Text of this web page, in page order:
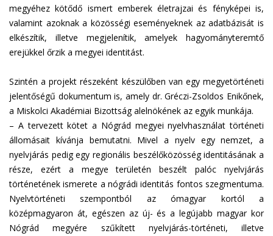
megyéhez kötődő ismert emberek életrajzai és fényképei is,
valamint azoknak a közösségi eseményeknek az adatbázisát is
elkészítik, illetve megjelenítik, amelyek hagyományteremtő
erejükkel őrzik a megyei identitást.
Szintén a projekt részeként készülőben van egy megyetörténeti
jelentőségű dokumentum is, amely dr. Gréczi-Zsoldos Enikőnek,
a Miskolci Akadémiai Bizottság alelnökének az egyik munkája.
– A tervezett kötet a Nógrád megyei nyelvhasználat történeti
állomásait kívánja bemutatni. Mivel a nyelv egy nemzet, a
nyelvjárás pedig egy regionális beszélőközösség identitásának a
része, ezért a megye területén beszélt palóc nyelvjárás
történetének ismerete a nógrádi identitás fontos szegmentuma.
Nyelvtörténeti szempontból az ómagyar kortól a
középmagyaron át, egészen az új- és a legújabb magyar kor
Nógrád megyére szűkített nyelvjárás-történeti, illetve